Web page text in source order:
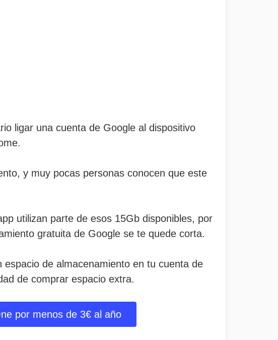
ligar una cuenta de Google al dispositivo
y muy pocas personas conocen que este
utilizan parte de esos 15Gb disponibles, por
gratuita de Google se te quede corta.
de almacenamiento en tu cuenta de
de comprar espacio extra.
por menos de 3€ al año